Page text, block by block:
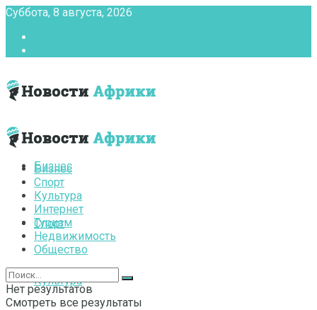
Суббота, 8 августа, 2026
Бизнес
Спорт
Культура
Бизнес
Спорт
Культура
Интернет
Туризм
Недвижимость
Общество
Нет результатов
Смотреть все результаты